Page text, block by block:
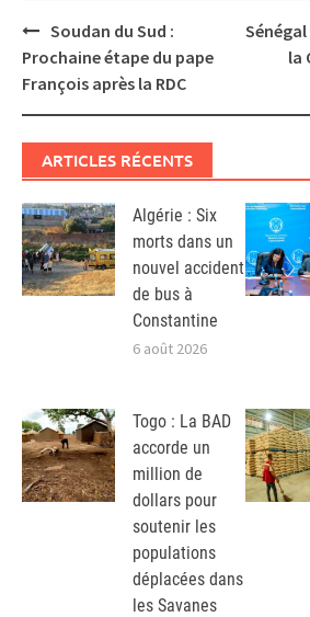
Post
navigation
Soudan du Sud :
Prochaine étape du pape
François après la RDC
la
ARTICLES RÉCENTS
Algérie : Six
morts dans un
nouvel accident
de bus à
Constantine
6 août 2026
Togo : La BAD
accorde un
million de
dollars pour
soutenir les
populations
déplacées dans
les Savanes